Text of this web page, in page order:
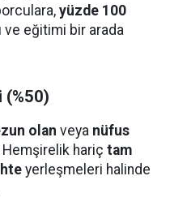
yüzde 100
ve eğitimi bir arada
olan veya nüfus
Hemşirelik hariç tam
yerleşmeleri halinde